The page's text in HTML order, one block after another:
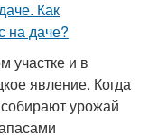
участке и в
явление. Когда
урожай